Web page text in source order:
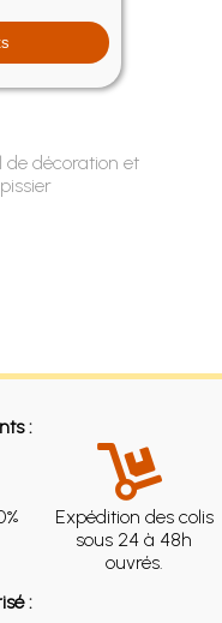
de décoration et
:
Expédition des colis
sous 24 à 48h
ouvrés.
: